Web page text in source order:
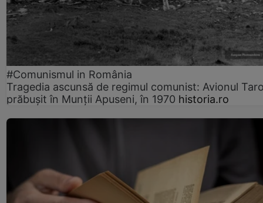
#Comunismul in România
Tragedia ascunsă de regimul comunist: Avionul
prăbușit în Munții Apuseni, în 1970 historia.ro